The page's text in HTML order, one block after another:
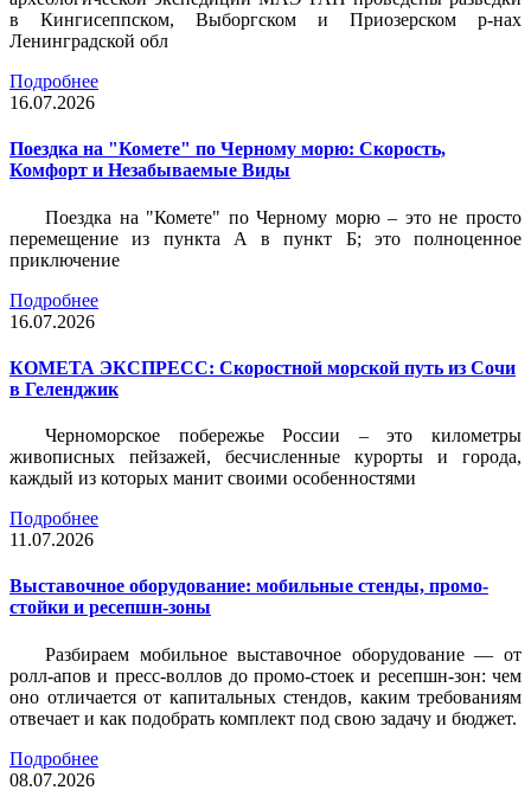
в Кингисеппском, Выборгском и Приозерском р-нах
Ленинградской обл
Подробнее
16.07.2026
Поездка на "Комете" по Черному морю: Скорость,
Комфорт и Незабываемые Виды
Поездка на "Комете" по Черному морю – это не просто
перемещение из пункта А в пункт Б; это полноценное
приключение
Подробнее
16.07.2026
КОМЕТА ЭКСПРЕСС: Скоростной морской путь из Сочи
в Геленджик
Черноморское побережье России – это километры
живописных пейзажей, бесчисленные курорты и города,
каждый из которых манит своими особенностями
Подробнее
11.07.2026
Выставочное оборудование: мобильные стенды, промо-
стойки и ресепшн-зоны
Разбираем мобильное выставочное оборудование — от
ролл-апов и пресс-воллов до промо-стоек и ресепшн-зон: чем
оно отличается от капитальных стендов, каким требованиям
отвечает и как подобрать комплект под свою задачу и бюджет.
Подробнее
08.07.2026